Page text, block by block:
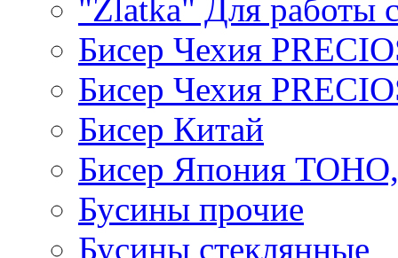
"Zlatka" Для работы
Бисер Чехия
Бисер Чехия
Бисер Китай
Бисер Япония
Бусины прочие
Бусины стеклянные